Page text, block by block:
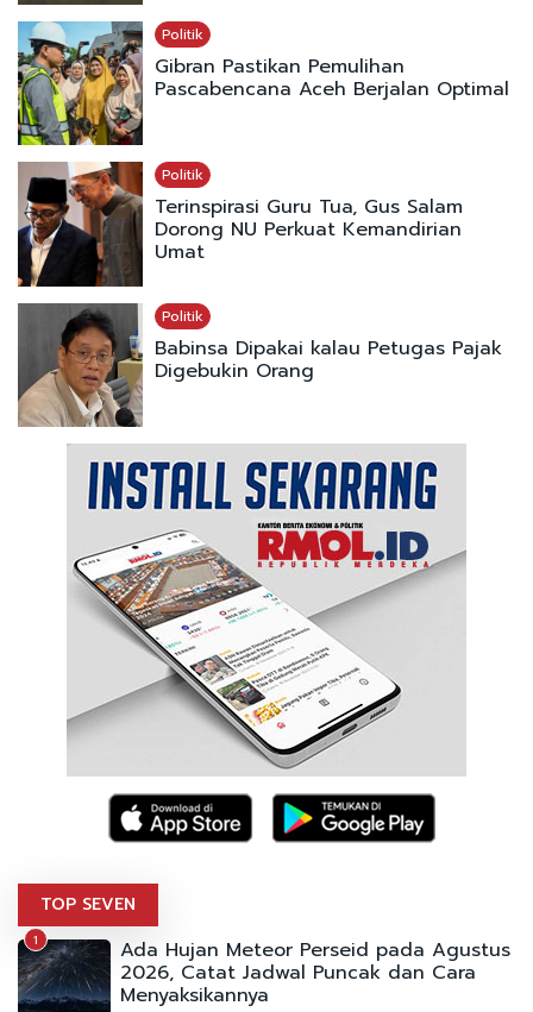
Politik
Gibran Pastikan Pemulihan
Pascabencana Aceh Berjalan Optimal
Politik
Terinspirasi Guru Tua, Gus Salam
Dorong NU Perkuat Kemandirian
Umat
Politik
Babinsa Dipakai kalau Petugas Pajak
Digebukin Orang
TOP SEVEN
1 Ada Hujan Meteor Perseid pada Agustus
2026, Catat Jadwal Puncak dan Cara
Menyaksikannya